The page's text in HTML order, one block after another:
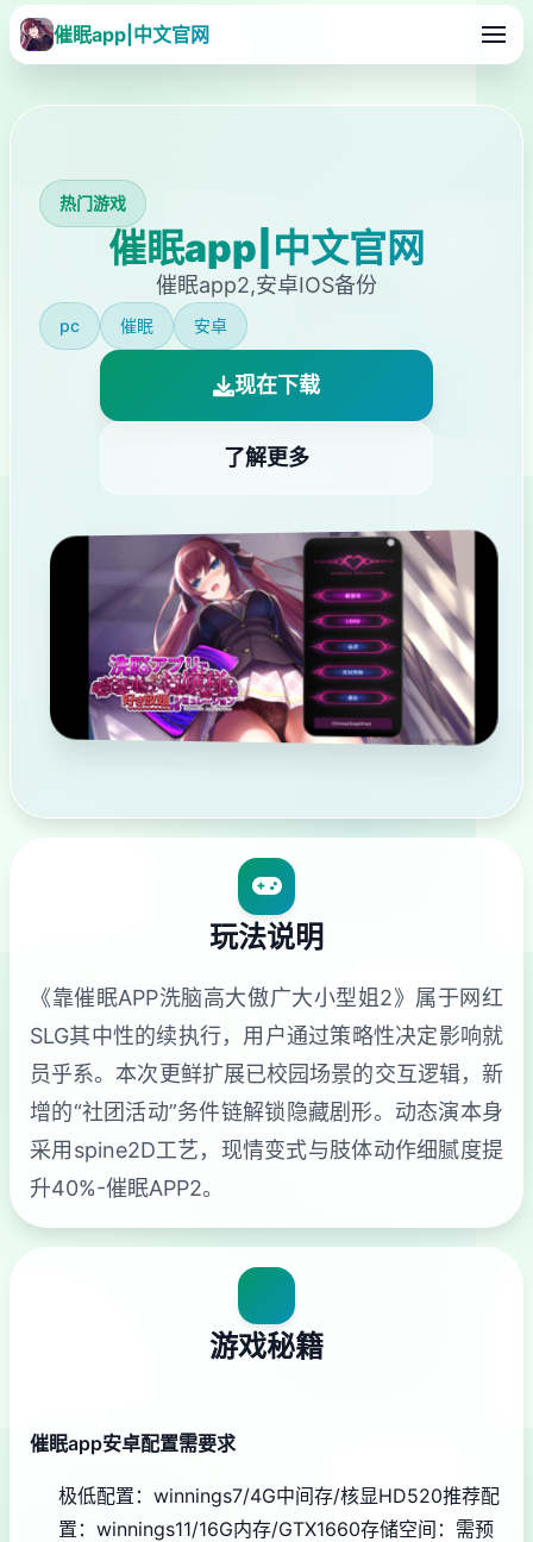
催眠app|中文官网
热门游戏
催眠app|中文官网
催眠app2,安卓IOS备份
pc 催眠 安卓
现在下载
了解更多
玩法说明
《靠催眠APP洗脑高大傲广大小型姐2》属于网红
SLG其中性的续执行，用户通过策略性决定影响就
员乎系。本次更鲜扩展已校园场景的交互逻辑，新
增的“社团活动”务件链解锁隐藏剧形。动态演本身
采用spine2D工艺，现情变式与肢体动作细腻度提
升40%-催眠APP2。
游戏秘籍
催眠app安卓配置需要求
​极低配置​ ​：winnings7/4G中间存/核显HD520​推荐配
置​ ​：winnings11/16G内存/GTX1660​存储空间​ ​：需预